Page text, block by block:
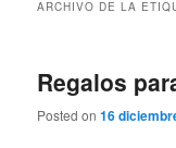
ARCHIVO DE LA
Regalos
Posted on16